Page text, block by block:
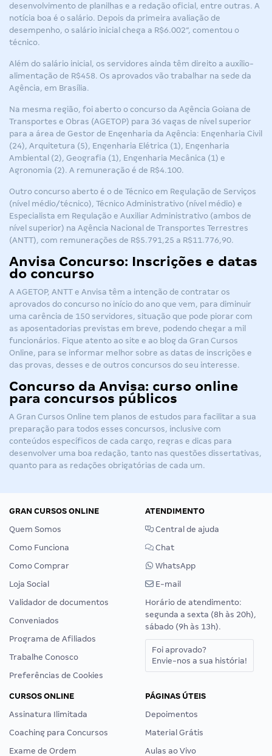
desenvolvimento de planilhas e a redação oficial, entre outras. A
notícia boa é o salário. Depois da primeira avaliação de
desempenho, o salário inicial chega a R$6.002”, comentou o
técnico.
Além do salário inicial, os servidores ainda têm direito a auxílio-
alimentação de R$458. Os aprovados vão trabalhar na sede da
Agência, em Brasília.
Na mesma região, foi aberto o concurso da Agência Goiana de
Transportes e Obras (AGETOP) para 36 vagas de nível superior
para a área de Gestor de Engenharia da Agência: Engenharia Civil
(24), Arquitetura (5), Engenharia Elétrica (1), Engenharia
Ambiental (2), Geografia (1), Engenharia Mecânica (1) e
Agronomia (2). A remuneração é de R$4.100.
Outro concurso aberto é o de Técnico em Regulação de Serviços
(nível médio/técnico), Técnico Administrativo (nível médio) e
Especialista em Regulação e Auxiliar Administrativo (ambos de
nível superior) na Agência Nacional de Transportes Terrestres
(ANTT), com remunerações de R$5.791,25 a R$11.776,90.
Anvisa Concurso: Inscrições e datas
do concurso
A AGETOP, ANTT e Anvisa têm a intenção de contratar os
aprovados do concurso no início do ano que vem, para diminuir
uma carência de 150 servidores, situação que pode piorar com
as aposentadorias previstas em breve, podendo chegar a mil
funcionários. Fique atento ao site e ao blog da Gran Cursos
Online, para se informar melhor sobre as datas de inscrições e
das provas, desses e de outros concursos do seu interesse.
Concurso da Anvisa: curso online
para concursos públicos
A Gran Cursos Online tem planos de estudos para facilitar a sua
preparação para todos esses concursos, inclusive com
conteúdos específicos de cada cargo, regras e dicas para
desenvolver uma boa redação, tanto nas questões dissertativas,
quanto para as redações obrigatórias de cada um.
GRAN CURSOS ONLINE
Quem Somos
Como Funciona
Como Comprar
Loja Social
Validador de documentos
Conveniados
Programa de Afiliados
Trabalhe Conosco
Preferências de Cookies
ATENDIMENTO
Central de ajuda
Chat
WhatsApp
E-mail
Horário de atendimento:
segunda a sexta (8h às 20h),
sábado (9h às 13h).
Foi aprovado?
Envie-nos a sua história!
CURSOS ONLINE
Assinatura Ilimitada
Coaching para Concursos
Exame de Ordem
PÁGINAS ÚTEIS
Depoimentos
Material Grátis
Aulas ao Vivo